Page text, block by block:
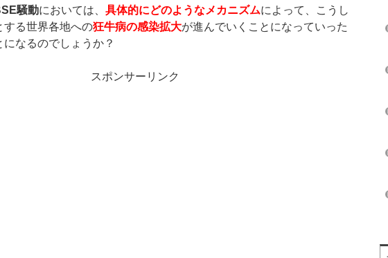
騒動においては、 具体的にどのようなメカニズムによって、こうし
する世界各地への狂牛病の感染拡大が進んでいくことになっていった
なるのでしょうか？
スポンサーリンク